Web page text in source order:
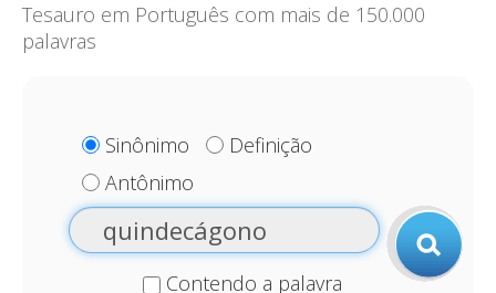
Tesauro em Português com mais de 150.000
palavras
Sinônimo
Definição
Antônimo
Contendo a palavra